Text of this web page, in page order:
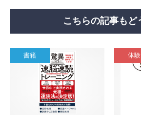
こちらの記事もど
書籍 体験